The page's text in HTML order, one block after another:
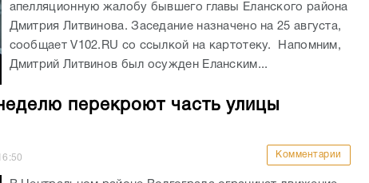
апелляционную жалобу бывшего главы Еланского района
Дмитрия Литвинова. Заседание назначено на 25 августа,
сообщает V102.RU со ссылкой на картотеку. Напомним,
Дмитрий Литвинов был осужден Еланским...
перекроют часть улицы
Комментарии